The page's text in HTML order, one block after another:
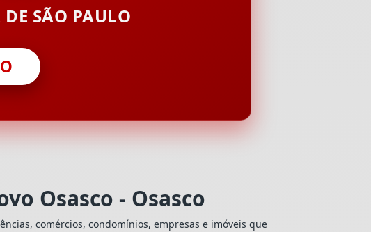
SÃO PAULO
Osasco - Osasco
comércios, condomínios, empresas e imóveis que